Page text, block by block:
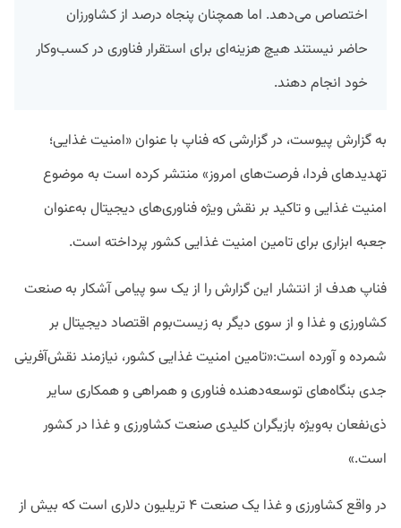
اختصاص می‌دهد. اما همچنان پنجاه درصد از کشاورزان
حاضر نیستند هیچ هزینه‌ای برای استقرار فناوری در کسب‌وکار
خود انجام دهند.
به گزارش پیوست، در گزارشی که فناپ با عنوان «امنیت‌ غذایی؛
تهدیدهای فردا، فرصت‌های امروز» منتشر کرده است به موضوع
‌امنیت‌ غذایی و تاکید بر نقش ویژه فناوری‌های دیجیتال به‌عنوان
جعبه ابزاری برای تامین امنیت‌ غذایی کشور پرداخته است.
فناپ هدف از انتشار این گزارش را از یک سو پیامی آشکار به صنعت
کشاورزی و غذا و از سوی دیگر به زیست‌بوم اقتصاد دیجیتال بر
شمرده و آورده است:«تامین امنیت ‌غذایی کشور، نیازمند نقش‌آفرینی
جدی بنگاه‌های توسعه‌دهنده فناوری و همراهی و همکاری سایر
ذی‌نفعان به‌ویژه بازیگران کلیدی صنعت کشاورزی و غذا در کشور
است.»
در واقع کشاورزی و غذا یک صنعت ۴ تریلیون دلاری است که بیش از